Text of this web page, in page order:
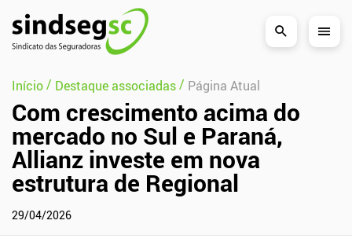
Pular Navegação (s)
Início/ Destaque associadas/ Página Atual
Com crescimento acima do
mercado no Sul e Paraná,
Allianz investe em nova
estrutura de Regional
29/04/2026